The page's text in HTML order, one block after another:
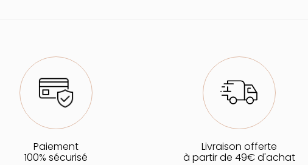
Paiement
100% sécurisé
Livraison offerte
à partir de 49€ d'achat